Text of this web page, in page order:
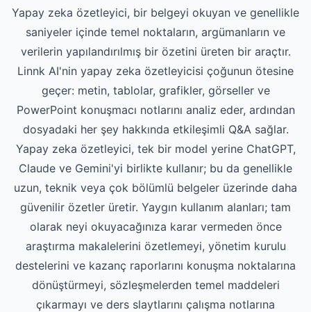
Yapay zeka özetleyici, bir belgeyi okuyan ve genellikle
saniyeler içinde temel noktaların, argümanların ve
verilerin yapılandırılmış bir özetini üreten bir araçtır.
Linnk AI'nin yapay zeka özetleyicisi çoğunun ötesine
geçer: metin, tablolar, grafikler, görseller ve
PowerPoint konuşmacı notlarını analiz eder, ardından
dosyadaki her şey hakkında etkileşimli Q&A sağlar.
Yapay zeka özetleyici, tek bir model yerine ChatGPT,
Claude ve Gemini'yi birlikte kullanır; bu da genellikle
uzun, teknik veya çok bölümlü belgeler üzerinde daha
güvenilir özetler üretir. Yaygın kullanım alanları; tam
olarak neyi okuyacağınıza karar vermeden önce
araştırma makalelerini özetlemeyi, yönetim kurulu
destelerini ve kazanç raporlarını konuşma noktalarına
dönüştürmeyi, sözleşmelerden temel maddeleri
çıkarmayı ve ders slaytlarını çalışma notlarına